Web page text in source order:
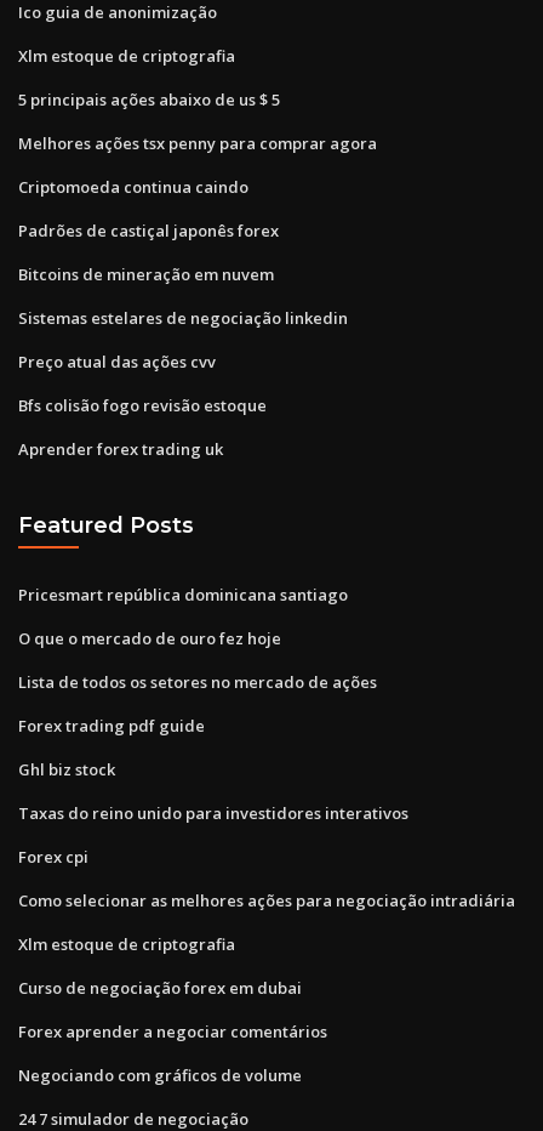
Ico guia de anonimização
Xlm estoque de criptografia
5 principais ações abaixo de us $ 5
Melhores ações tsx penny para comprar agora
Criptomoeda continua caindo
Padrões de castiçal japonês forex
Bitcoins de mineração em nuvem
Sistemas estelares de negociação linkedin
Preço atual das ações cvv
Bfs colisão fogo revisão estoque
Aprender forex trading uk
Featured Posts
Pricesmart república dominicana santiago
O que o mercado de ouro fez hoje
Lista de todos os setores no mercado de ações
Forex trading pdf guide
Ghl biz stock
Taxas do reino unido para investidores interativos
Forex cpi
Como selecionar as melhores ações para negociação intradiária
Xlm estoque de criptografia
Curso de negociação forex em dubai
Forex aprender a negociar comentários
Negociando com gráficos de volume
24 7 simulador de negociação